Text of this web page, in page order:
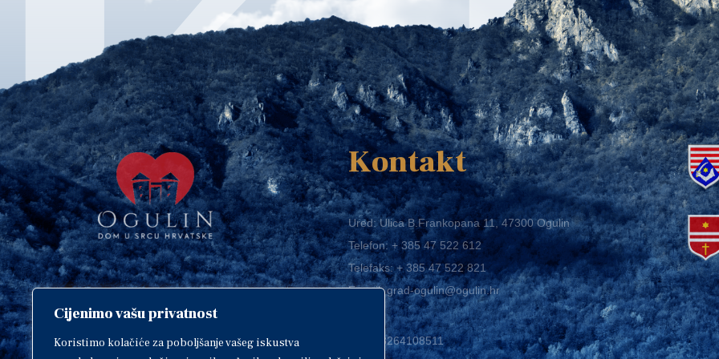
Cijenimo vašu privatnost
Koristimo kolačiće za poboljšanje vašeg iskustva
Copyright © 2018. Grad Ogulin,
sva prava pridržana.
Kontakt
Ured: Ulica B.Frankopana 11, 47300 Ogulin
Telefon:+ 385 47 522 612
Telefaks:+ 385 47 522 821
E-mail:grad-ogulin@ogulin.hr
OIB: 58264108511
IBAN: HR1424020061829700009